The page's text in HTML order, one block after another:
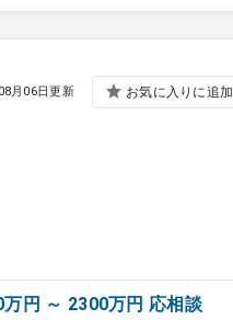
月06日更新 お気に入りに追加
万円 ～ 2300万円 応相談